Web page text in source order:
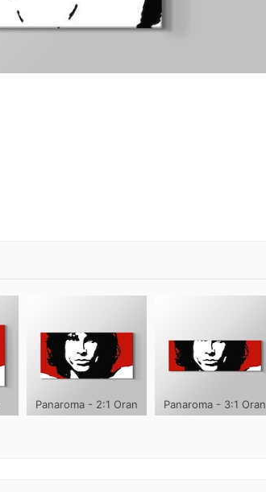
Panaroma - 2:1 Oran Panaroma - 3:1 Oran